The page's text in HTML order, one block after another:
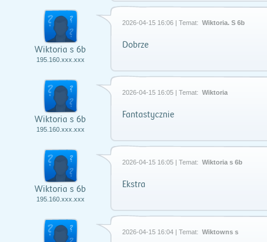
Wiktoria s 6b
195.160.xxx.xxx
2026-04-15 16:06 | Temat: Wiktoria. S 6b
Dobrze
Wiktoria s 6b
195.160.xxx.xxx
2026-04-15 16:05 | Temat: Wiktoria
Fantastycznie
Wiktoria s 6b
195.160.xxx.xxx
2026-04-15 16:05 | Temat: Wiktoria s 6b
Ekstra
2026-04-15 16:04 | Temat: Wiktowns s